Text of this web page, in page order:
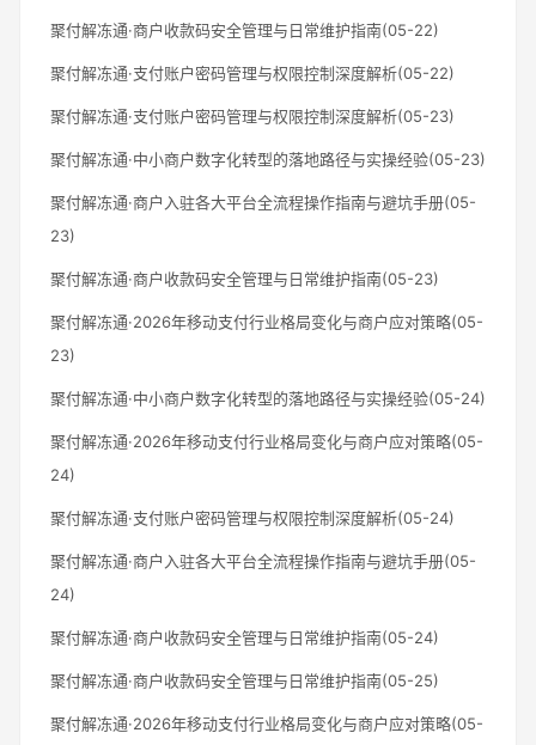
聚付解冻通·商户收款码安全管理与日常维护指南(05-22)
聚付解冻通·支付账户密码管理与权限控制深度解析(05-22)
聚付解冻通·支付账户密码管理与权限控制深度解析(05-23)
聚付解冻通·中小商户数字化转型的落地路径与实操经验(05-23)
聚付解冻通·商户入驻各大平台全流程操作指南与避坑手册(05-
23)
聚付解冻通·商户收款码安全管理与日常维护指南(05-23)
聚付解冻通·2026年移动支付行业格局变化与商户应对策略(05-
23)
聚付解冻通·中小商户数字化转型的落地路径与实操经验(05-24)
聚付解冻通·2026年移动支付行业格局变化与商户应对策略(05-
24)
聚付解冻通·支付账户密码管理与权限控制深度解析(05-24)
聚付解冻通·商户入驻各大平台全流程操作指南与避坑手册(05-
24)
聚付解冻通·商户收款码安全管理与日常维护指南(05-24)
聚付解冻通·商户收款码安全管理与日常维护指南(05-25)
聚付解冻通·2026年移动支付行业格局变化与商户应对策略(05-